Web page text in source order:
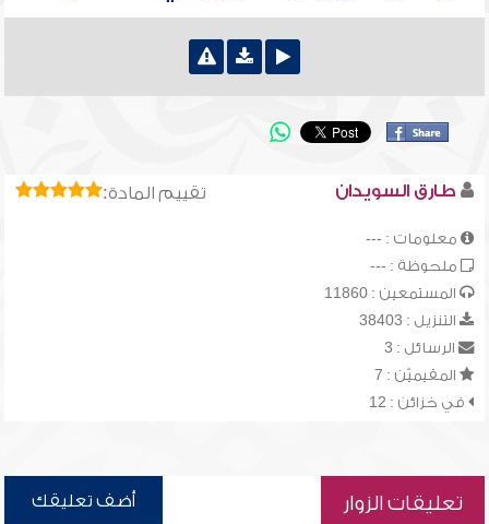
تقييم المادة: طارق السويدان
معلومات : ---
ملحوظة : ---
المستمعين : 11860
التنزيل : 38403
الرسائل : 3
المقيميّن : 7
في خزائن : 12
تعليقات الزوار أضف تعليقك